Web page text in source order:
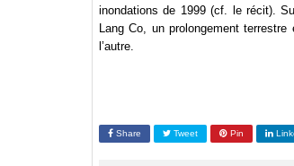
inondations de 1999 (cf. le récit).
Lang Co, un prolongement
l’autre.
Share Tweet Pin